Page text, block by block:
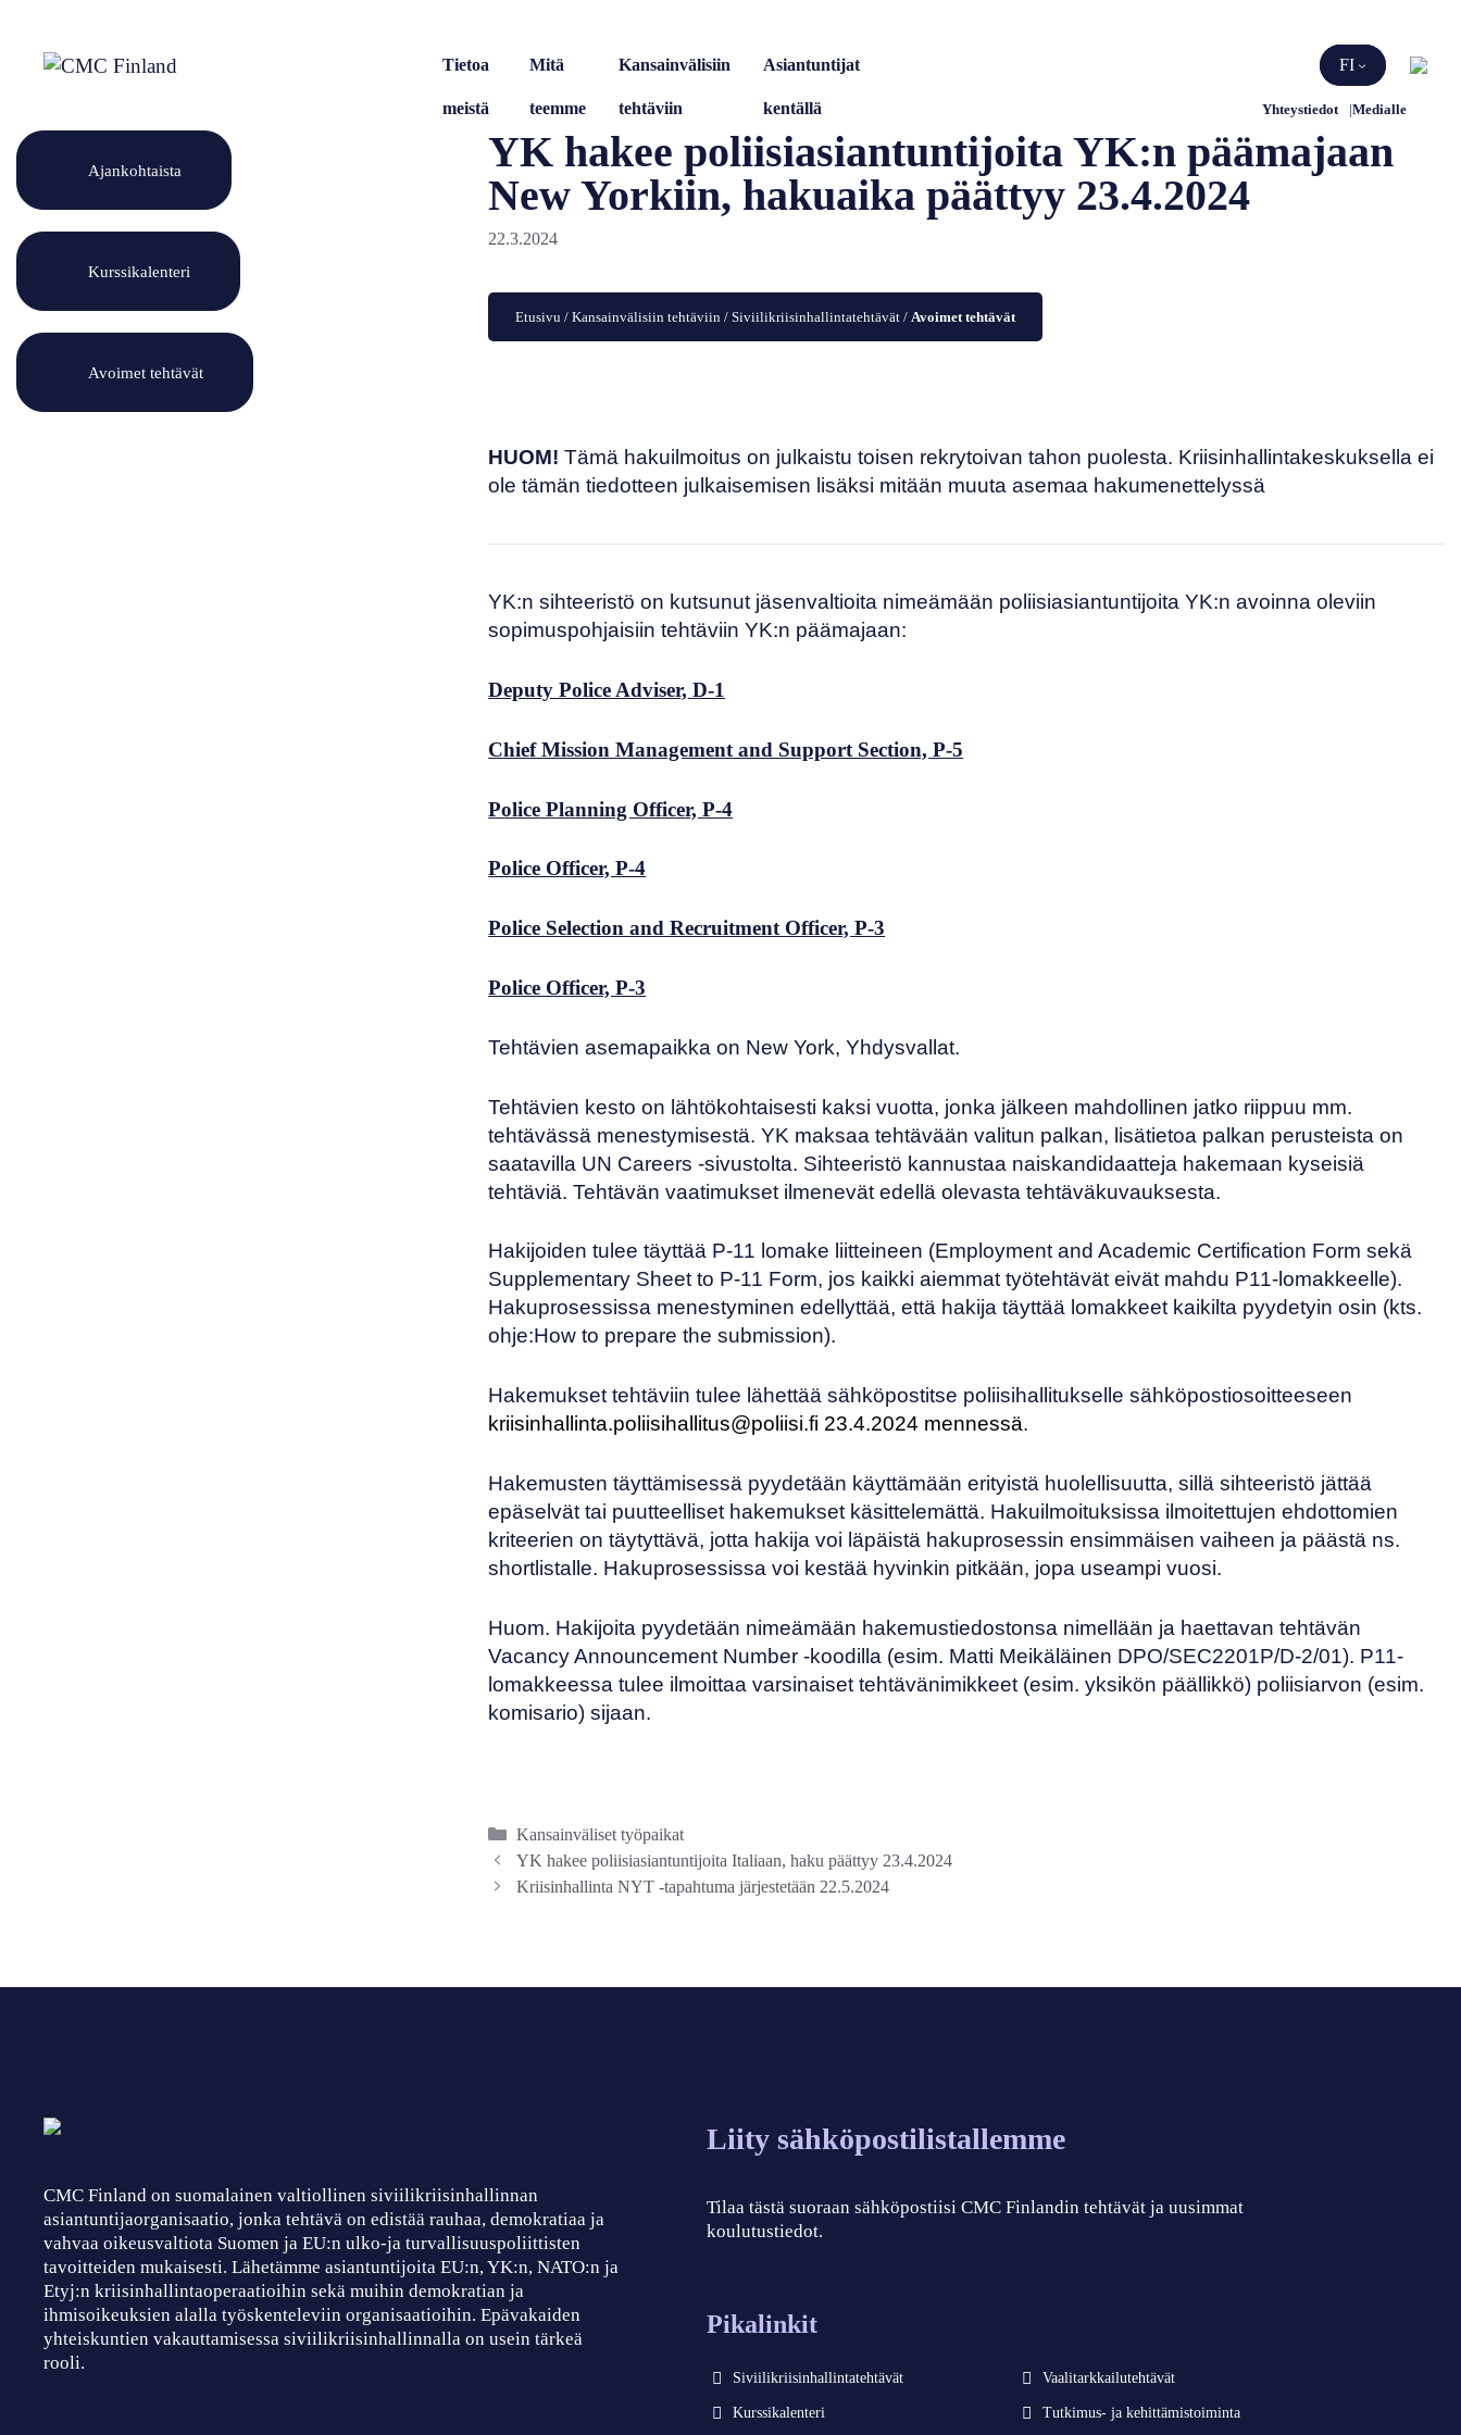
Tietoa
meistä
Mitä
teemme
Kansainvälisiin
tehtäviin
Asiantuntijat
kentällä Yhteystiedot Medialle
FI
YK hakee poliisiasiantuntijoita YK:n päämajaan
New Yorkiin, hakuaika päättyy 23.4.2024
22.3.2024
Etusivu /Kansainvälisiin tehtäviin /Siviilikriisinhallintatehtävät /Avoimet tehtävät
HUOM!Tämä hakuilmoitus on julkaistu toisen rekrytoivan tahon puolesta. Kriisinhallintakeskuksella ei
ole tämän tiedotteen julkaisemisen lisäksi mitään muuta asemaa hakumenettelyssä
YK:n sihteeristö on kutsunut jäsenvaltioita nimeämään poliisiasiantuntijoita YK:n avoinna oleviin
sopimuspohjaisiin tehtäviin YK:n päämajaan:
Deputy Police Adviser, D-1
Chief Mission Management and Support Section, P-5
Police Planning Officer, P-4
Police Officer, P-4
Police Selection and Recruitment Officer, P-3
Police Officer, P-3
Tehtävien asemapaikka on New York, Yhdysvallat.
Tehtävien kesto on lähtökohtaisesti kaksi vuotta, jonka jälkeen mahdollinen jatko riippuu mm.
tehtävässä menestymisestä. YK maksaa tehtävään valitun palkan, lisätietoa palkan perusteista on
saatavilla UN Careers -sivustolta. Sihteeristö kannustaa naiskandidaatteja hakemaan kyseisiä
tehtäviä. Tehtävän vaatimukset ilmenevät edellä olevasta tehtäväkuvauksesta.
Hakijoiden tulee täyttää P-11 lomake liitteineen (Employment and Academic Certification Form sekä
Supplementary Sheet to P-11 Form, jos kaikki aiemmat työtehtävät eivät mahdu P11-lomakkeelle).
Hakuprosessissa menestyminen edellyttää, että hakija täyttää lomakkeet kaikilta pyydetyin osin (kts.
ohje:How to prepare the submission).
Hakemukset tehtäviin tulee lähettää sähköpostitse poliisihallitukselle sähköpostiosoitteeseen
kriisinhallinta.poliisihallitus@poliisi.fi 23.4.2024 mennessä.
Hakemusten täyttämisessä pyydetään käyttämään erityistä huolellisuutta, sillä sihteeristö jättää
epäselvät tai puutteelliset hakemukset käsittelemättä. Hakuilmoituksissa ilmoitettujen ehdottomien
kriteerien on täytyttävä, jotta hakija voi läpäistä hakuprosessin ensimmäisen vaiheen ja päästä ns.
shortlistalle. Hakuprosessissa voi kestää hyvinkin pitkään, jopa useampi vuosi.
Huom. Hakijoita pyydetään nimeämään hakemustiedostonsa nimellään ja haettavan tehtävän
Vacancy Announcement Number -koodilla (esim. Matti Meikäläinen DPO/SEC2201P/D-2/01). P11-
lomakkeessa tulee ilmoittaa varsinaiset tehtävänimikkeet (esim. yksikön päällikkö) poliisiarvon (esim.
komisario) sijaan.
Kategoriat
Kansainväliset työpaikat
YK hakee poliisiasiantuntijoita Italiaan, haku päättyy 23.4.2024
Kriisinhallinta NYT -tapahtuma järjestetään 22.5.2024
Ajankohtaista
Kurssikalenteri
Avoimet tehtävät
CMC Finland on suomalainen valtiollinen siviilikriisinhallinnan
asiantuntijaorganisaatio, jonka tehtävä on edistää rauhaa, demokratiaa ja
vahvaa oikeusvaltiota Suomen ja EU:n ulko-ja turvallisuuspoliittisten
tavoitteiden mukaisesti. Lähetämme asiantuntijoita EU:n, YK:n, NATO:n ja
Etyj:n kriisinhallintaoperaatioihin sekä muihin demokratian ja
ihmisoikeuksien alalla työskenteleviin organisaatioihin. Epävakaiden
yhteiskuntien vakauttamisessa siviilikriisinhallinnalla on usein tärkeä
rooli.
Liity sähköpostilistallemme
Tilaa tästä suoraan sähköpostiisi CMC Finlandin tehtävät ja uusimmat
koulutustiedot.
Pikalinkit
Siviilikriisinhallintatehtävät Vaalitarkkailutehtävät
Kurssikalenteri Tutkimus- ja kehittämistoiminta